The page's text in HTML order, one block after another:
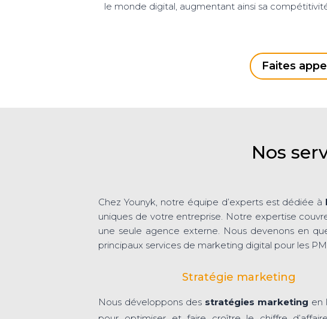
le monde digital, augmentant ainsi sa
Faites
Nos
Chez Younyk, notre équipe d’experts est dédiée à
uniques de votre entreprise. Notre expertise
une seule agence externe. Nous devenons en
principaux services de marketing digital pour les
Stratégie marketing
Nous développons des stratégies marketing en